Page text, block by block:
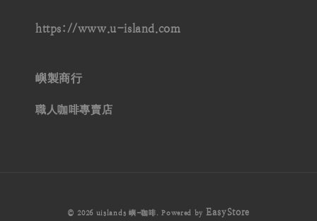
https://www.u-island.com
嶼製商行
職人咖啡專賣店
© 2026 uislands 嶼-咖啡. Powered by EasyStore